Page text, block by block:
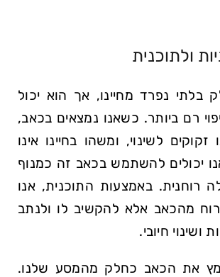
ולתוכנית
בלתי נפרד מחיינו, אך הוא יכול
רם ביותר. כשאנו נמצאים בכאב,
לשינוי, ומשהו בחיינו אינו
יכולים להשתמש בכאב זה כמנוף
רוחנית. באמצעות התוכנית, אנו
מהכאב אלא להקשיב לו ולנתב
חיובי.
את הכאב כחלק מהמסע שלנו.